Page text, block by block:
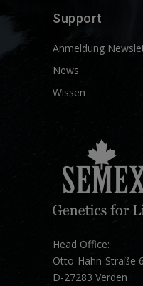
Support
Anmeldung
News
Wissen
Head Office:
Otto-Hahn-Straße 6
D-27283 Verden